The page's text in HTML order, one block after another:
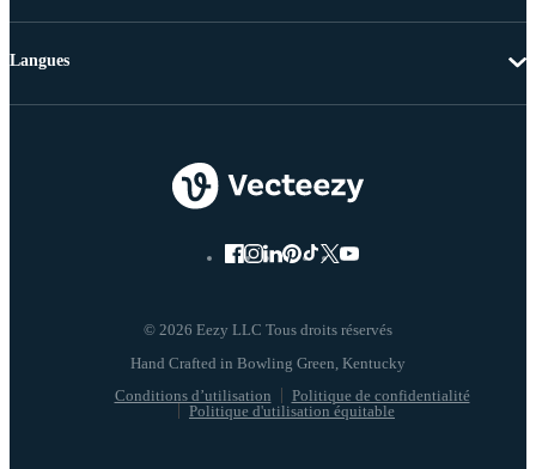
© 2026 Eezy LLC Tous droits réservés
Conditions d’utilisation
Politique de confidentialité
Politique d'utilisation équitable
Langues